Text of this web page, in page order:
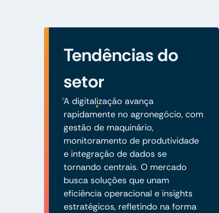
Tendências do
setor
A digitalização avança
rapidamente no agronegócio, com
gestão de maquinário,
monitoramento de produtividade
e integração de dados se
tornando centrais. O mercado
busca soluções que unam
eficiência operacional e insights
estratégicos, refletindo na forma